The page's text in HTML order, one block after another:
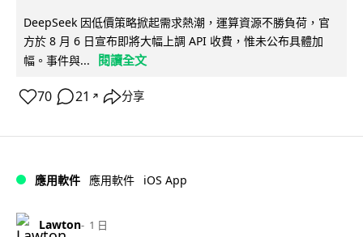
DeepSeek 因低價策略掀起需求熱潮，運算資源不勝負荷，官
方於 8 月 6 日宣布即將大幅上調 API 收費，惟未公布具體加
幅。事件與...
閱讀全文
70 21 ↗ 分享
應用軟件 應用軟件 iOS App
Lawton 1 日